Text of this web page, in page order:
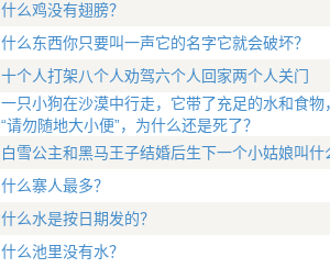
什么鸡没有翅膀？
什么东西你只要叫一声它的名字它就会破坏？
十个人打架八个人劝驾六个人回家两个人关门
一只小狗在沙漠中行走，它带了充足的水和食
“请勿随地大小便”，为什么还是死了？
白雪公主和黑马王子结婚后生下一个小姑娘叫什
什么寨人最多？
什么水是按日期发的？
什么池里没有水？